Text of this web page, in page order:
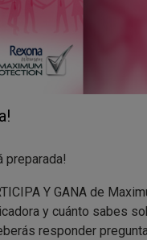
preparada!
Y GANA de
y cuánto sabes
responder